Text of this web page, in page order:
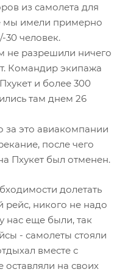
из самолета для
мы имели примерно
30 человек.
не разрешили ничего
Командир экипажа
и более 300
там днем 26
это авиакомпании
после чего
Пхукет был отменен.
долетать
рейс, никого не надо
нас еще были, так
- самолеты стояли
вместе с
оставляли на своих